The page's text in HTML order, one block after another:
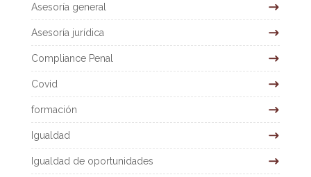
Asesoría general
Asesoría jurídica
Compliance Penal
Covid
formación
Igualdad
Igualdad de oportunidades